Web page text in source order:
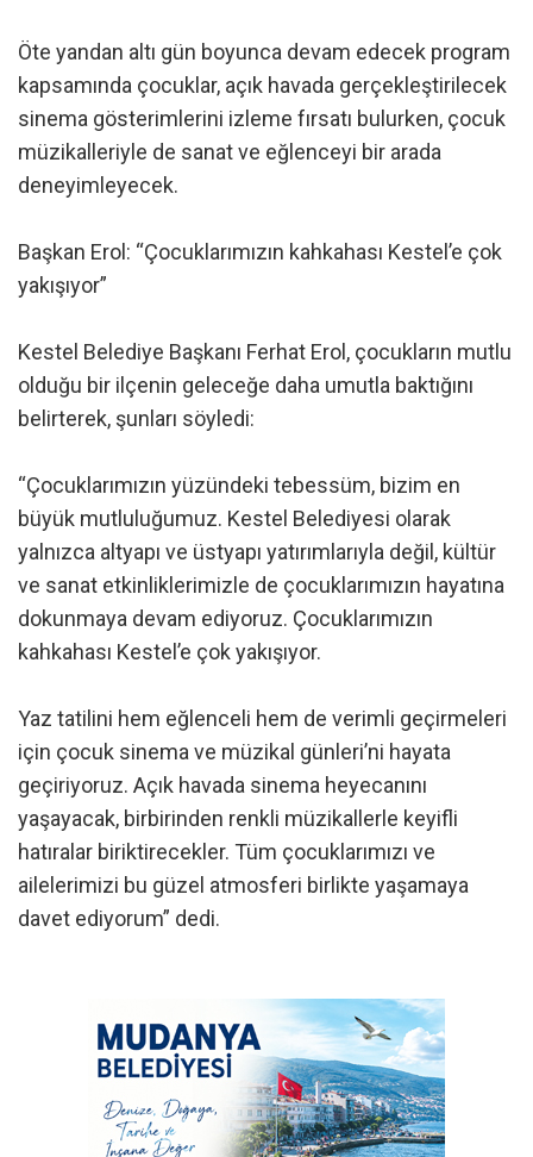
Öte yandan altı gün boyunca devam edecek program
kapsamında çocuklar, açık havada gerçekleştirilecek
sinema gösterimlerini izleme fırsatı bulurken, çocuk
müzikalleriyle de sanat ve eğlenceyi bir arada
deneyimleyecek.
Başkan Erol: “Çocuklarımızın kahkahası Kestel’e çok
yakışıyor”
Kestel Belediye Başkanı Ferhat Erol, çocukların mutlu
olduğu bir ilçenin geleceğe daha umutla baktığını
belirterek, şunları söyledi:
“Çocuklarımızın yüzündeki tebessüm, bizim en
büyük mutluluğumuz. Kestel Belediyesi olarak
yalnızca altyapı ve üstyapı yatırımlarıyla değil, kültür
ve sanat etkinliklerimizle de çocuklarımızın hayatına
dokunmaya devam ediyoruz. Çocuklarımızın
kahkahası Kestel’e çok yakışıyor.
Yaz tatilini hem eğlenceli hem de verimli geçirmeleri
için çocuk sinema ve müzikal günleri’ni hayata
geçiriyoruz. Açık havada sinema heyecanını
yaşayacak, birbirinden renkli müzikallerle keyifli
hatıralar biriktirecekler. Tüm çocuklarımızı ve
ailelerimizi bu güzel atmosferi birlikte yaşamaya
davet ediyorum” dedi.